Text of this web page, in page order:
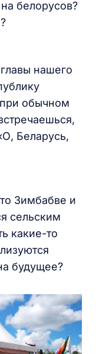
белорусов?
нашего
обычном
Беларусь,
Зимбабве и
сельским
какие-то
будущее?